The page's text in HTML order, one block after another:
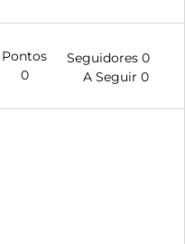
Pontos
0
Seguidores 0
A Seguir 0